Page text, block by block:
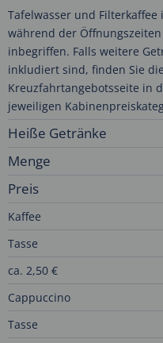
Tafelwasser und
während der
inbegriffen. Falls weitere
inkludiert sind, finden Sie
Kreuzfahrtangebotsseite in
jeweiligen
Heiße Getränke
Menge
Preis
Kaffee
Tasse
ca. 2,50 €
Cappuccino
Tasse